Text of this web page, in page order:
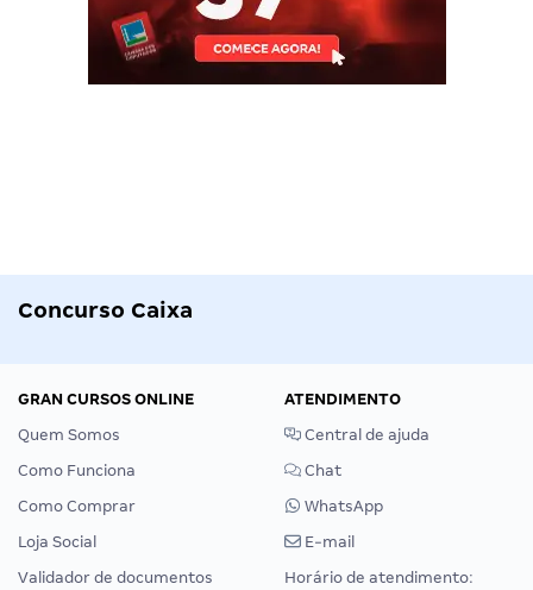
Concurso Caixa
GRAN CURSOS ONLINE
Quem Somos
Como Funciona
Como Comprar
Loja Social
Validador de documentos
ATENDIMENTO
Central de ajuda
Chat
WhatsApp
E-mail
Horário de atendimento: